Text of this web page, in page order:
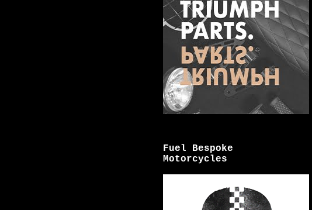
Fuel Bespoke
Motorcycles